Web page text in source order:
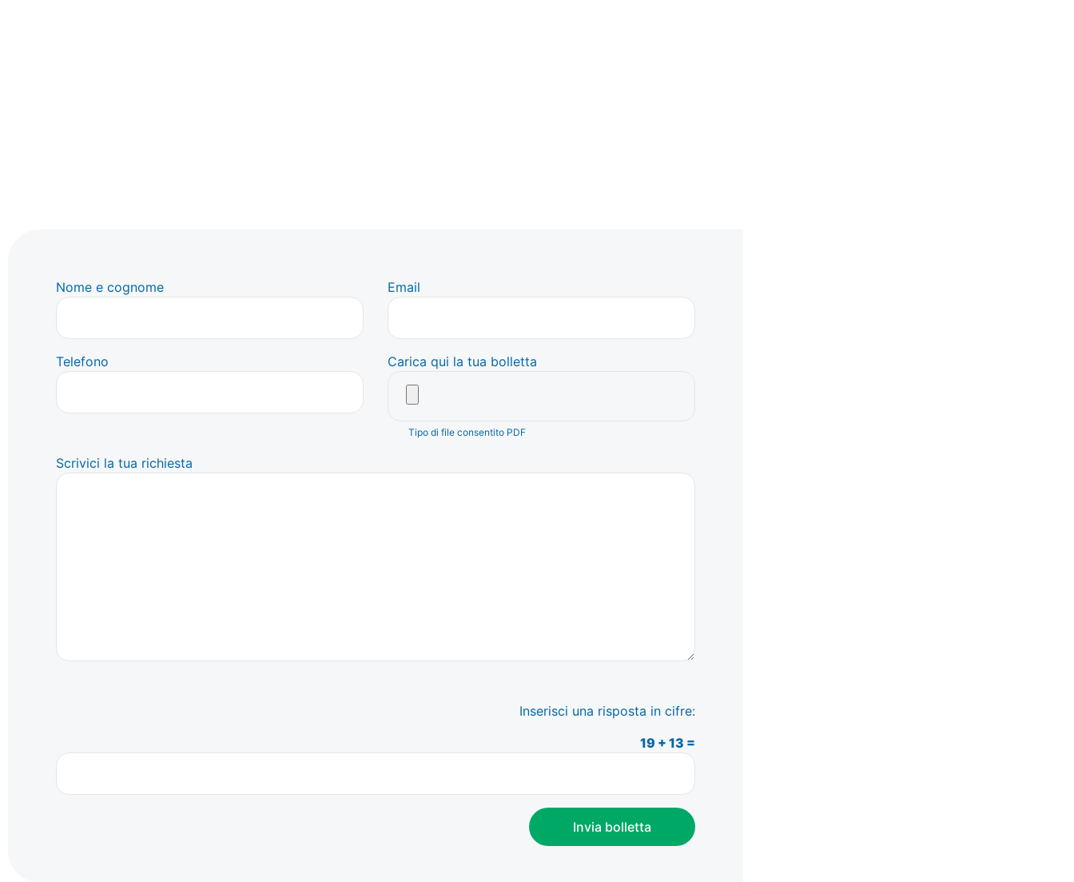
Nome e cognome Email
Telefono Carica qui la tua bolletta
Tipo di file consentito PDF
Scrivici la tua richiesta
Inserisci una risposta in cifre:
19 + 13 =